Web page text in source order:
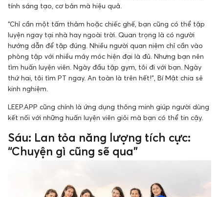
tính sáng tạo, cơ bản mà hiệu quả.
“Chỉ cần một tấm thảm hoặc chiếc ghế, bạn cũng có thể tập
luyện ngay tại nhà hay ngoài trời. Quan trọng là có người
hướng dẫn để tập đúng. Nhiều người quan niệm chỉ cần vào
phòng tập với nhiều máy móc hiện đại là đủ. Nhưng bạn nên
tìm huấn luyện viên. Ngày đầu tập gym, tôi đi với bạn. Ngày
thứ hai, tôi tìm PT ngay. An toàn là trên hết!”, Bí Mật chia sẻ
kinh nghiệm.
LEEP.APP cũng chính là ứng dụng thông minh giúp người dùng
kết nối với những huấn luyện viên giỏi mà bạn có thể tin cậy.
Sáu: Lan tỏa năng lượng tích cực:
“Chuyện gì cũng sẽ qua”